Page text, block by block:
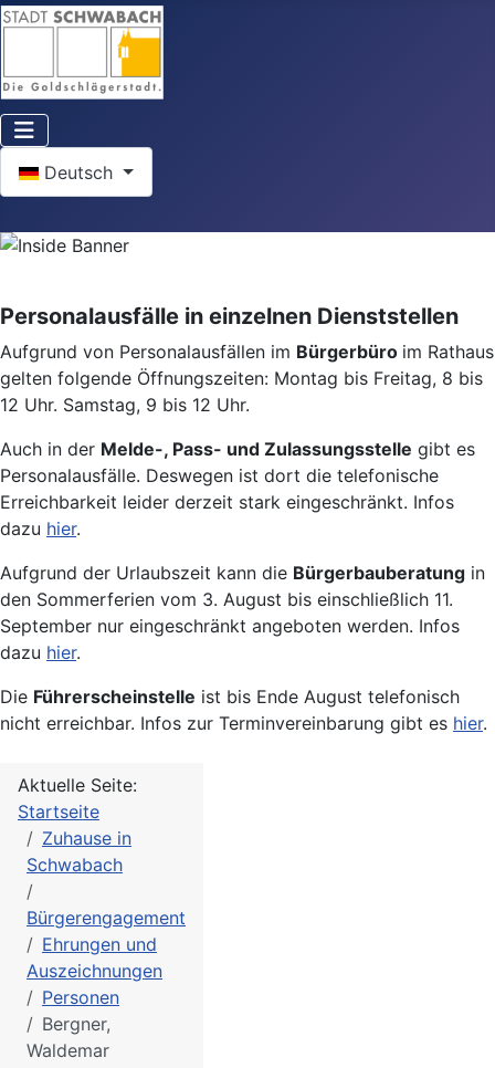
Deutsch
Personalausfälle in einzelnen Dienststellen
Aufgrund von Personalausfällen im Bürgerbüro im Rathaus
gelten folgende Öffnungszeiten: Montag bis Freitag, 8 bis
12 Uhr. Samstag, 9 bis 12 Uhr.
Auch in der Melde-, Pass- und Zulassungsstelle gibt es
Personalausfälle. Deswegen ist dort die telefonische
Erreichbarkeit leider derzeit stark eingeschränkt. Infos
dazu hier.
Aufgrund der Urlaubszeit kann die Bürgerbauberatung in
den Sommerferien vom 3. August bis einschließlich 11.
September nur eingeschränkt angeboten werden. Infos
dazu hier.
Die Führerscheinstelle ist bis Ende August telefonisch
nicht erreichbar. Infos zur Terminvereinbarung gibt es hier.
Aktuelle Seite:
Startseite
Zuhause in
Schwabach
Bürgerengagement
Ehrungen und
Auszeichnungen
Personen
Bergner,
Waldemar